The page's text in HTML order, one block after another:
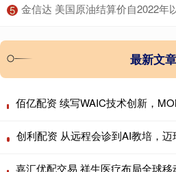
5 金信达 美国原油结算价自2022年
最新文章